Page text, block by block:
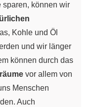
sparen, können wir
Kohle und Öl
und wir länger
können durch das
vor allem von
Menschen
Auch